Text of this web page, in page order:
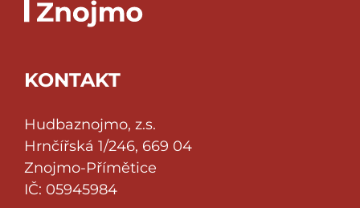
KONTAKT
Hudbaznojmo, z.s.
Hrnčířská 1/246, 669 04
Znojmo-Přímětice
IČ: 05945984